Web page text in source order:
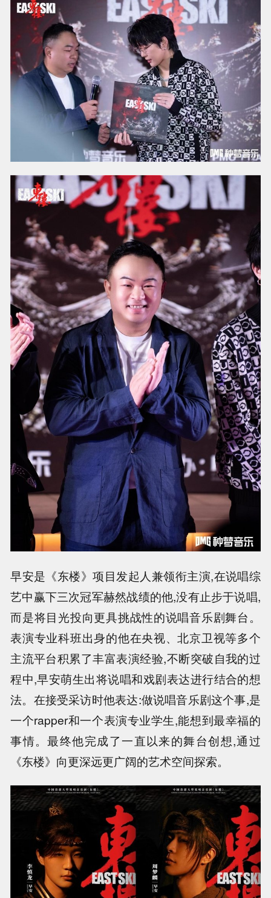
早安是《东楼》项目发起人兼领衔主演,在说唱综
艺中赢下三次冠军赫然战绩的他,没有止步于说唱,
而是将目光投向更具挑战性的说唱音乐剧舞台。
表演专业科班出身的他在央视、北京卫视等多个
主流平台积累了丰富表演经验,不断突破自我的过
程中,早安萌生出将说唱和戏剧表达进行结合的想
法。在接受采访时他表达:做说唱音乐剧这个事,是
一个rapper和一个表演专业学生,能想到最幸福的
事情。最终他完成了一直以来的舞台创想,通过
《东楼》向更深远更广阔的艺术空间探索。